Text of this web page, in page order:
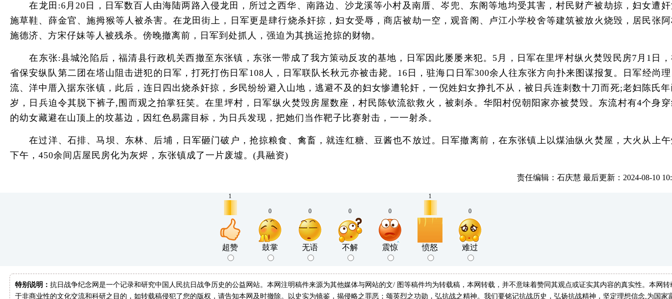
在龙田:6月20日，日军数百人由海陆两路入侵龙田，所过之西华、南路边、沙龙溪等小村及南厝、岑兜、东阁等地均受其害，村民财产被劫掠，妇女遭
施草鞋、薛金官、施拇猴等人被杀害。在龙田街上，日军更是肆行烧杀奸掠，妇女受辱，商店被劫一空，观音阁、卢江小学校舍等建筑被放火烧毁，居民张
施德济、方宋仔妹等人被残杀。傍晚撤离前，日军到处抓人，强迫为其挑运抢掠的财物。
在东张:县城沦陷后，福清县行政机关西撤至东张镇，东张一带成了我方策动反攻的基地，日军因此屡屡来犯。5月，日军在里坪村纵火焚毁民房7月1日
省保安纵队第二团在塔山阻击进犯的日军，打死打伤日军108人，日军联队长秋元亦被击毙。16日，驻海口日军300余人往东张方向扑来图谋报复。日军经尚
流、洋中厝入据东张镇，此后，连日四出烧杀奸掠，乡民纷纷避入山地，逃避不及的妇女惨遭轮奸，一倪姓妇女挣扎不从，被日兵连刺数十刀而死;老妇陈氏年
岁，日兵迫令其脱下裤子,围而观之拍掌狂笑。在里坪村，日军纵火焚毁房屋数座，村民陈钦流欲救火，被刺杀。华阳村倪朝阳家亦被焚毁。东流村有4个身
的幼女藏避在山顶上的坟墓边，因红色易露目标，为日兵发现，把她们当作靶子比赛射击，一一射杀。
在过洋、石排、马坝、东林、后埔，日军砸门破户，抢掠粮食、禽畜，就连红糖、豆酱也不放过。日军撤离前，在东张镇上以煤油纵火焚屋，大火从上
下午，450余间店屋民房化为灰烬，东张镇成了一片废墟。(具融资)
责任编辑：石庆慧 最后更新：2024-08-10
1
超赞
0
鼓掌
0
无语
0
不解
0
震惊
1
愤怒
0
难过
特别说明： 抗日战争纪念网是一个记录和研究中国人民抗日战争历史的公益网站。本网注明稿件来源为其他媒体与网站的文/ 图等稿件均为转载稿，本网转载，并不意味着赞同其观点或证实其内容的真实性。本网转
于非商业性的文化交流和科研之目的，如转载稿侵犯了您的版权，请告知本网及时撤除。以史实为镜鉴，揭侵略之罪恶；颂英烈之功勋，弘抗战之精神。我们要铭记抗战历史，弘扬抗战精神，坚定理想信念,为国家